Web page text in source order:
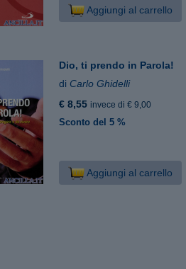
Aggiungi al carrello
Dio, ti prendo in Parola!
di Carlo Ghidelli
€ 8,55 invece di € 9,00
Sconto del 5 %
Aggiungi al carrello